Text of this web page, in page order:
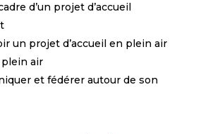
d’un projet d’accueil
un projet d’accueil en plein air
air
et fédérer autour de son